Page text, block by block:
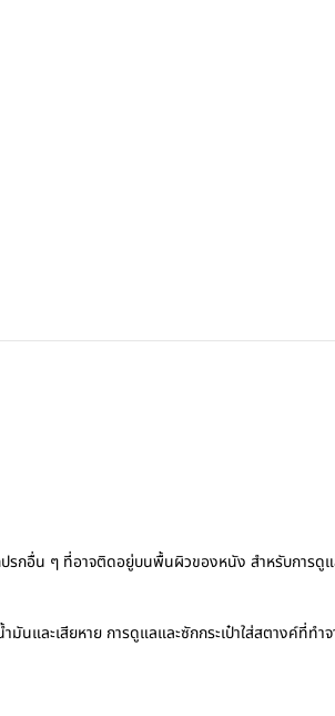
กปรกอื่น ๆ ที่อาจติดอยู่บนพื้นผิวของหนัง สำหรับกา
นและเสียหาย การดูแลและซักกระเป๋าใส่สตางค์ที่ทำ